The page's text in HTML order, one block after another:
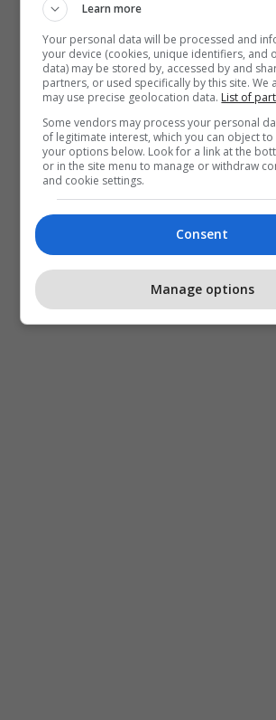
Learn more
Your personal data will be processed and
your device (cookies, unique identifiers, and
data) may be stored by, accessed by and
partners, or used specifically by this site. We
may use precise geolocation data. List of
Some vendors may process your personal
of legitimate interest, which you can object
your options below. Look for a link at the
or in the site menu to manage or withdraw
and cookie settings.
Consent
Manage options